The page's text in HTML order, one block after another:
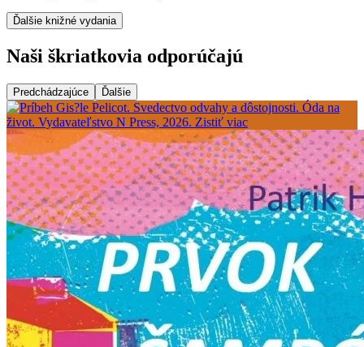
Ďalšie knižné vydania
Naši škriatkovia odporúčajú
Predchádzajúce Ďalšie